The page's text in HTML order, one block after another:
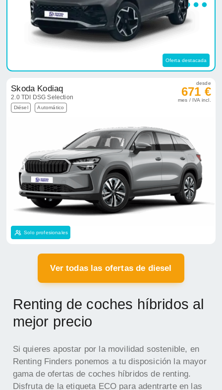
Oferta destacada
Skoda Kodiaq
2.0 TDI DSG Selection
Diésel Automático
desde
671 €
mes / IVA incl.
Solo profesionales
Ver todas las ofertas de diesel
Renting de coches híbridos al
mejor precio
Si quieres apostar por la movilidad sostenible, en
Renting Finders ponemos a tu disposición la mayor
gama de ofertas de coches híbridos de renting.
Disfruta de la etiqueta ECO para adentrarte en las